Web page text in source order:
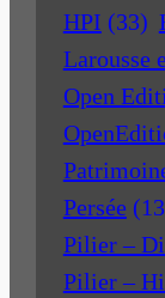
HPI (33)
Larousse
Open
Persée
Pilier –
Pilier –